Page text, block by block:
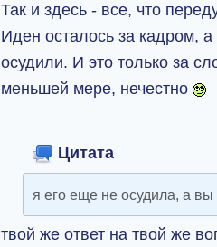
Так и здесь - все, что
Иден осталось за кадром,
осудили. И это только за
меньшей мере, нечестно
Цитата
я его еще не осудила, а
твой же ответ на твой же